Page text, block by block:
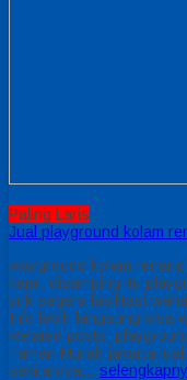
Paling Laris
Jual playground kolam
playground kolam
kami, disamping itu
yuk segera fasilitasi
Info lebih langsung bisa
Related posts:
Taman Murah jakarta
sekitarnya…